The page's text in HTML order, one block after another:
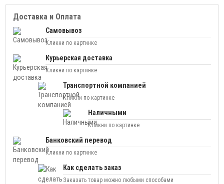
Доставка и Оплата
Самовывоз
Кликни по картинке
Курьерская доставка
Кликни по картинке
Транспортной компанией
Кликни по картинке
Наличными
Кликни по картинке
Банковский перевод
Кликни по картинке
Как сделать заказ
Заказать товар можно любыми способами